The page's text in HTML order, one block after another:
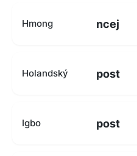
Hmong ncej
Holandský post
Igbo post